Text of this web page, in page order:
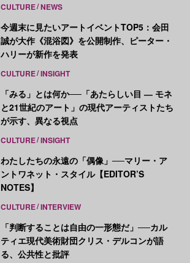
CULTURE NEWS
今週末に見たいアートイベントTOP5：会田
誠が大作《混浴図》を公開制作、ピーター・
ハリーが新作を発表
CULTURE INSIGHT
「みる」とは何か──「あたらしい目 ― モネ
と21世紀のアート」の現代アーティストたち
が示す、異なる視点
CULTURE INSIGHT
わたしたちの永遠の「偶像」──マリー・ア
ントワネット・スタイル【EDITOR’S
NOTES】
CULTURE INTERVIEW
「判断することは自由の一形態だ」──カル
ティエ現代美術財団クリス・デルコンが語
る、公共性と批評